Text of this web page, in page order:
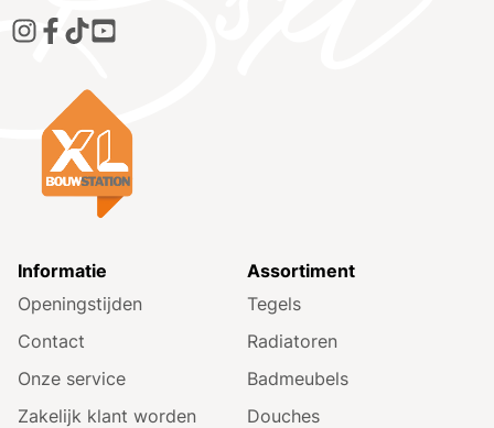
Informatie
Openingstijden
Contact
Onze service
Zakelijk klant worden
Assortiment
Tegels
Radiatoren
Badmeubels
Douches